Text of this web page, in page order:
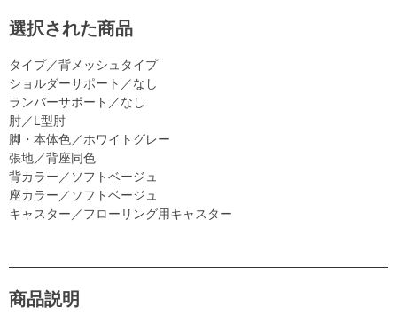
選択された商品
タイプ／背メッシュタイプ
ショルダーサポート／なし
ランバーサポート／なし
肘／L型肘
脚・本体色／ホワイトグレー
張地／背座同色
背カラー／ソフトベージュ
座カラー／ソフトベージュ
キャスター／フローリング用キャスター
商品説明